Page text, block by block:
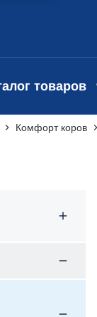
товаров
Комфорт коров